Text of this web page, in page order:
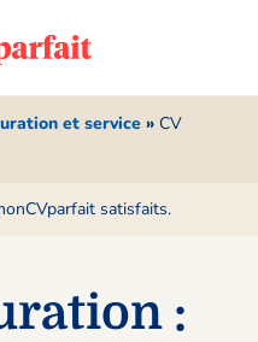
et service » CV
satisfaits.
: